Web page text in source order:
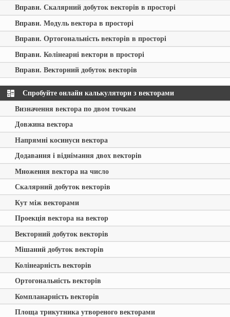
Вправи. Скалярний добуток векторів в просторі
Вправи. Модуль вектора в просторі
Вправи. Ортогональність векторів в просторі
Вправи. Колінеарні вектори в просторі
Вправи. Векторний добуток векторів
Спробуйте онлайн калькулятори з векторами
Визначення вектора по двом точкам
Довжина вектора
Напрямні косинуси вектора
Додавання і віднімання двох векторів
Множення вектора на число
Скалярний добуток векторів
Кут між векторами
Проекція вектора на вектор
Векторний добуток векторів
Мішаний добуток векторів
Колінеарність векторів
Ортогональність векторів
Компланарність векторів
Площа трикутника утвореного векторами